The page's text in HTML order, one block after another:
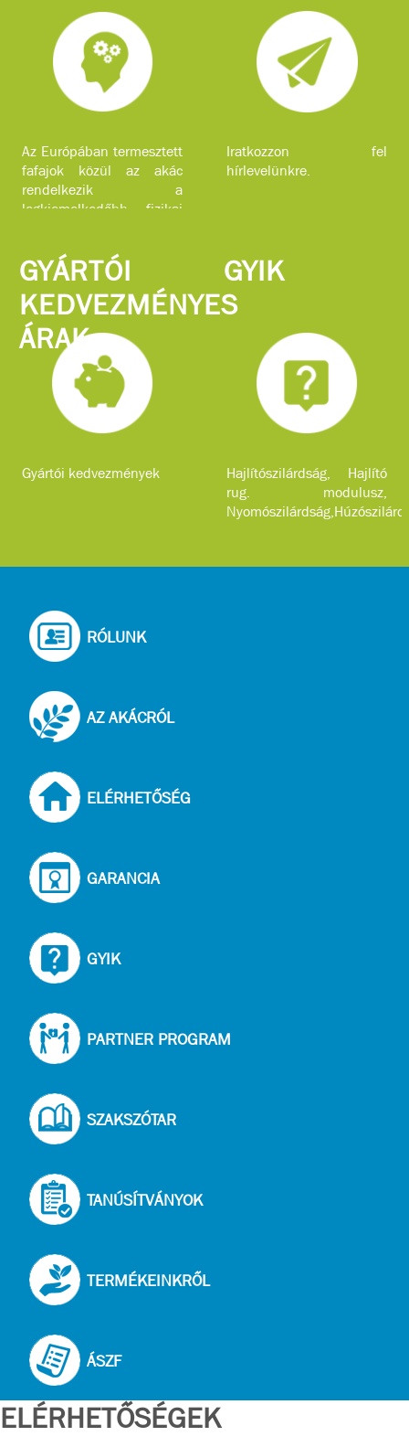
Az Európában termesztett
fafajok közül az akác
rendelkezik a
legkiemelkedőbb fizikai
Iratkozzon fel
hírlevelünkre.
GYÁRTÓI
KEDVEZMÉNYES
ÁRAK
Gyártói kedvezmények
GYIK
Hajlítószilárdság, Hajlító
rug. modulusz,
RÓLUNK
AZ AKÁCRÓL
ELÉRHETŐSÉG
GARANCIA
GYIK
PARTNER PROGRAM
SZAKSZÓTAR
TANÚSÍTVÁNYOK
TERMÉKEINKRŐL
ÁSZF
ELÉRHETŐSÉGEK